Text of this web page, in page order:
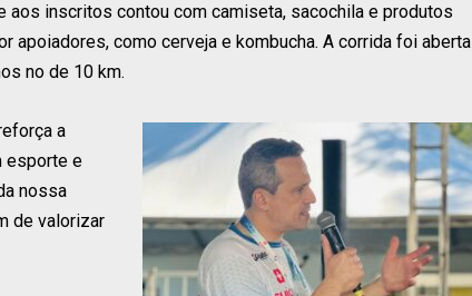
aos inscritos contou com camiseta, sacochila e produtos
apoiadores, como cerveja e kombucha. A corrida foi aberta
no de 10 km.
a
esporte e
nossa
de valorizar